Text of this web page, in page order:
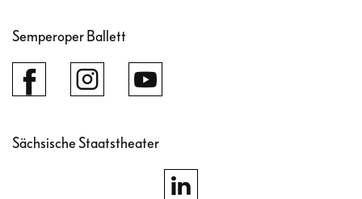
Semperoper Ballett
Sächsische Staatstheater